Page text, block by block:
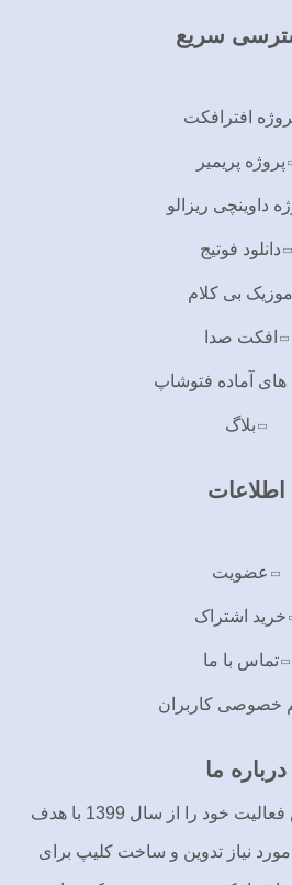
سریع
افترافکت
پروژه پریمیر
داوینچی ریزالو
دانلود فوتیج
موزیک بی کلام
افکت صدا
های آماده فتوشاپ
بلاگ
اطلاعات
عضویت
خرید اشتراک
تماس با ما
خصوصی کاربران
درباره ما
سایت پرو جی اف ایکس فعالیت خود را از سال 1399 با هدف
مورد نیاز تدوین و ساخت کلیپ برای